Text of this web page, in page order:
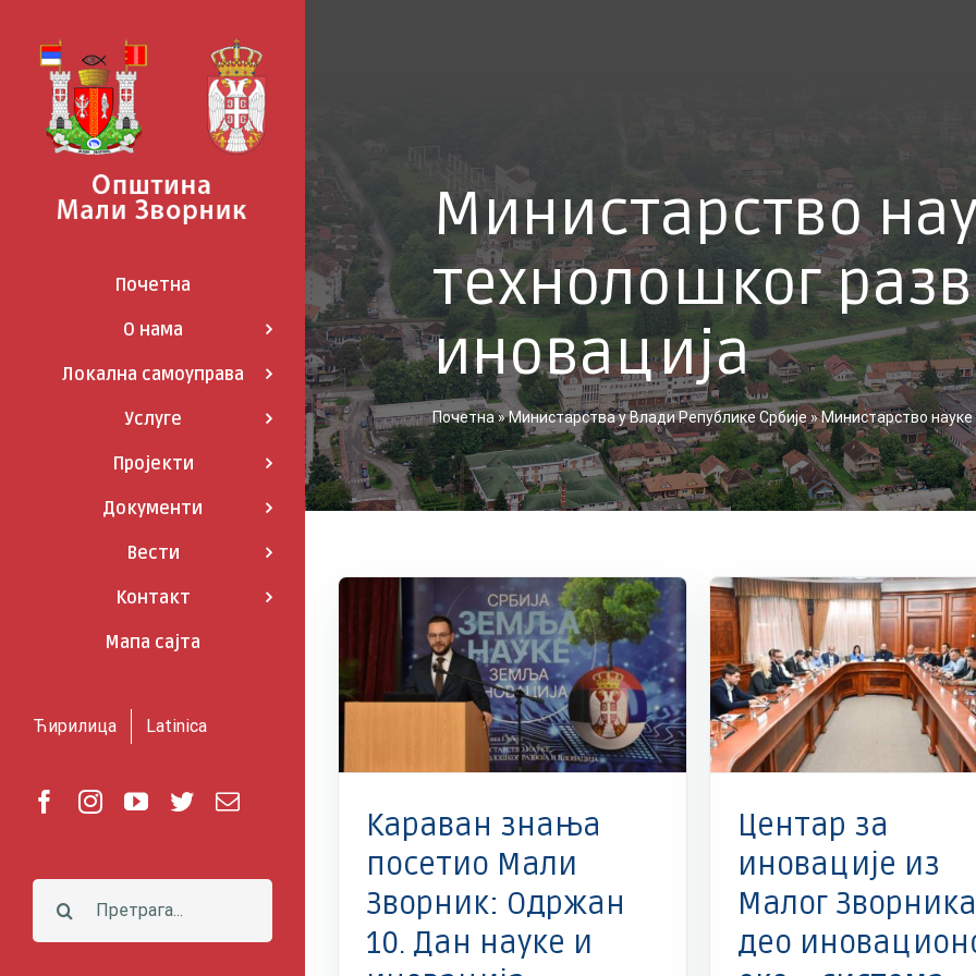
content
Почетна
О нама
Локална самоуправа
Услуге
Пројекти
Документи
Вести
Контакт
Мапа сајта
Ћирилица Latinica
Facebook
Instagram
YouTube
Twitter
Е-
Претрага:
Министарство
технолошког
иновација
Почетна»Министарства у Влади Републике Србије »Министарство науке
Најновије вести
Караван знања
посетио Мали
Зворник: Одржан
10. Дан науке и
Вести Иновације Министарство науке
технолошког развоја и иновација
Најновије вести
Центар за
иновације из
Малог Зворника
део